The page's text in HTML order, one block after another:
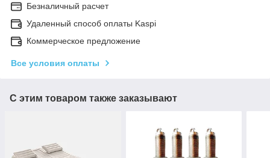
Безналичный расчет
Удаленный способ оплаты Kaspi
Коммерческое предложение
Все условия оплаты
С этим товаром также заказывают